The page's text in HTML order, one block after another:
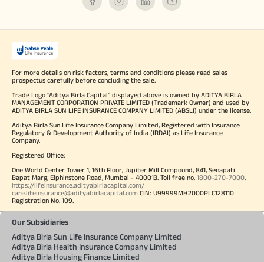
For more details on risk factors, terms and conditions please read sales
prospectus carefully before concluding the sale.
Trade Logo "Aditya Birla Capital" displayed above is owned by ADITYA BIRLA
MANAGEMENT CORPORATION PRIVATE LIMITED (Trademark Owner) and used by
ADITYA BIRLA SUN LIFE INSURANCE COMPANY LIMITED (ABSLI) under the license.
Aditya Birla Sun Life Insurance Company Limited, Registered with Insurance
Regulatory & Development Authority of India (IRDAI) as Life Insurance
Company.
Registered Office:
One World Center Tower 1, 16th Floor, Jupiter Mill Compound, 841, Senapati
Bapat Marg, Elphinstone Road, Mumbai - 400013. Toll free no. 1800-270-7000.
https://lifeinsurance.adityabirlacapital.com/
care.lifeinsurance@adityabirlacapital.com CIN: U99999MH2000PLC128110
Registration No. 109.
Our Subsidiaries
Aditya Birla Sun Life Insurance Company Limited
Aditya Birla Health Insurance Company Limited
Aditya Birla Housing Finance Limited